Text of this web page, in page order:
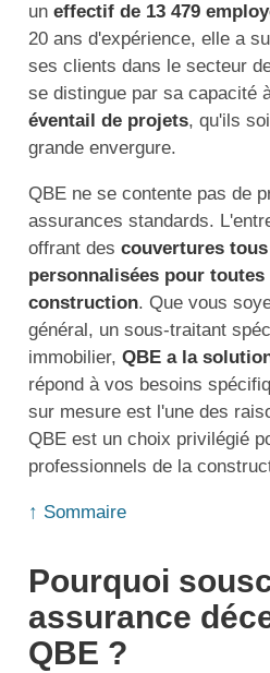
un effectif de 13 479
20 ans d'expérience, elle a
ses clients dans le secteur
se distingue par sa capacité
éventail de projets, qu'ils
grande envergure.
QBE ne se contente pas de
assurances standards.
offrant des couvertures
personnalisées pour
construction. Que vous
général, un sous-traitant
immobilier, QBE a la
répond à vos besoins
sur mesure est l'une des
QBE est un choix privilégié
professionnels de la
↑ Sommaire
Pourquoi
assurance
QBE ?